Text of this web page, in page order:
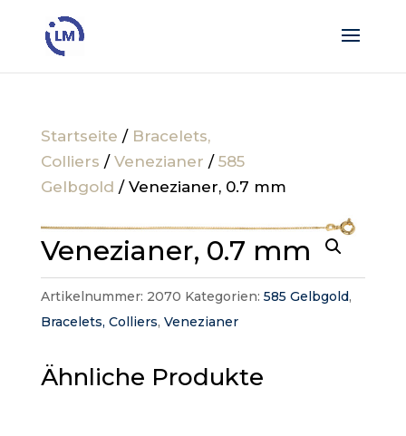
Startseite / Bracelets,
Colliers / Venezianer / 585
Gelbgold / Venezianer, 0.7 mm
Venezianer, 0.7 mm
Artikelnummer: 2070 Kategorien: 585 Gelbgold,
Bracelets, Colliers, Venezianer
Ähnliche Produkte